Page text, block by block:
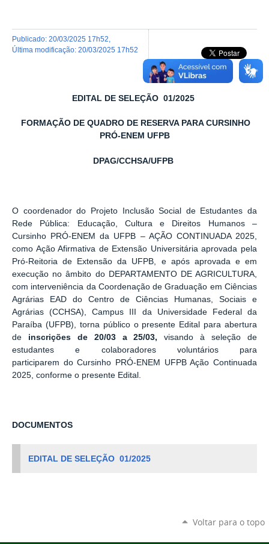
publicado: 20/03/2025 17h52
última modificação: 20/03/2025 17h52
EDITAL DE SELEÇÃO 01/2025
FORMAÇÃO DE QUADRO DE RESERVA PARA CURSINHO
PRÓ-ENEM UFPB
DPAG/CCHSA/UFPB
O coordenador do
Projeto Inclusão Social de Estudantes da
Rede Pública: Educação, Cultura e Direitos Humanos –
Cursinho PRÓ-ENEM da UFPB – AÇÃO CONTINUADA 2025,
como Ação Afirmativa de Extensão Universitária aprovada pela
Pró-Reitoria de Extensão da UFPB, e após aprovada e em
execução no âmbito do DEPARTAMENTO DE AGRICULTURA,
com interveniência da Coordenação de Graduação em Ciências
Agrárias EAD do Centro de Ciências Humanas, Sociais e
Agrárias (CCHSA), Campus III da Universidade Federal da
Paraíba (UFPB), torna público o presente Edital para abertura
de inscrições de 20/03 a 25/03,visando àseleção de
estudantes e colaboradores voluntários para
participarem doCursinho PRÓ-ENEM UFPB Ação Continuada
2025, conforme o presente Edital.
DOCUMENTOS
EDITAL DE SELEÇÃO 01/2025
Voltar para o topo